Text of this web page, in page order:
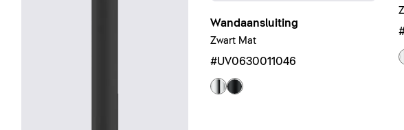
Wandaansluiting
Zwart Mat
#UV0630011046